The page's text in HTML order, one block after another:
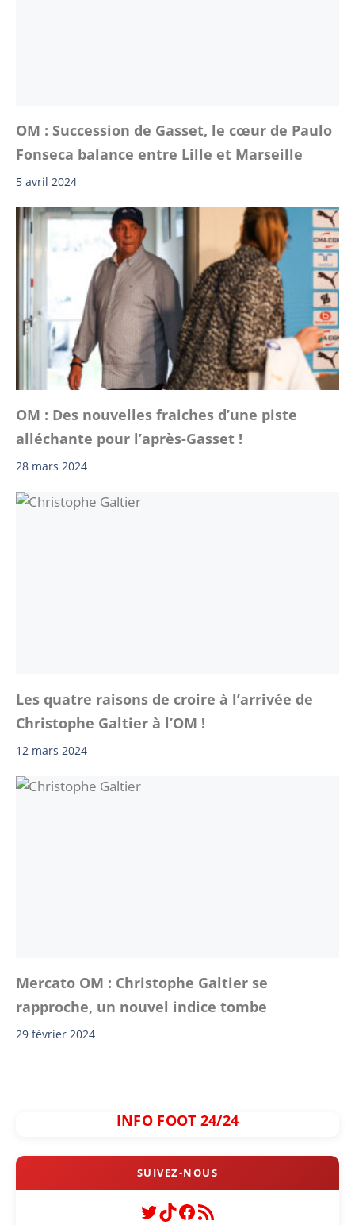
OM : Succession de Gasset, le cœur de Paulo
Fonseca balance entre Lille et Marseille
5 avril 2024
OM : Des nouvelles fraiches d’une piste
alléchante pour l’après-Gasset !
28 mars 2024
Les quatre raisons de croire à l’arrivée de
Christophe Galtier à l’OM !
12 mars 2024
Mercato OM : Christophe Galtier se
rapproche, un nouvel indice tombe
29 février 2024
INFO FOOT 24/24
Twitter
TikTok
Facebook
Flux RSS